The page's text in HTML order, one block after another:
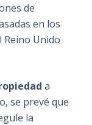
de
en los
Reino Unido
a
se prevé que
la